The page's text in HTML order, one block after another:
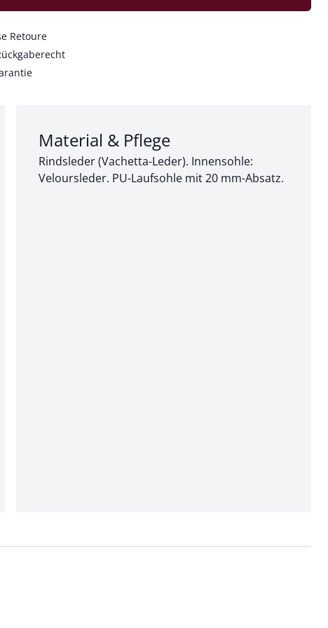
Retoure
Abschnitt 3 von 3:
Material & Pflege
Rindsleder (Vachetta-Leder). Innensohle:
Veloursleder. PU-Laufsohle mit 20 mm-Absatz.